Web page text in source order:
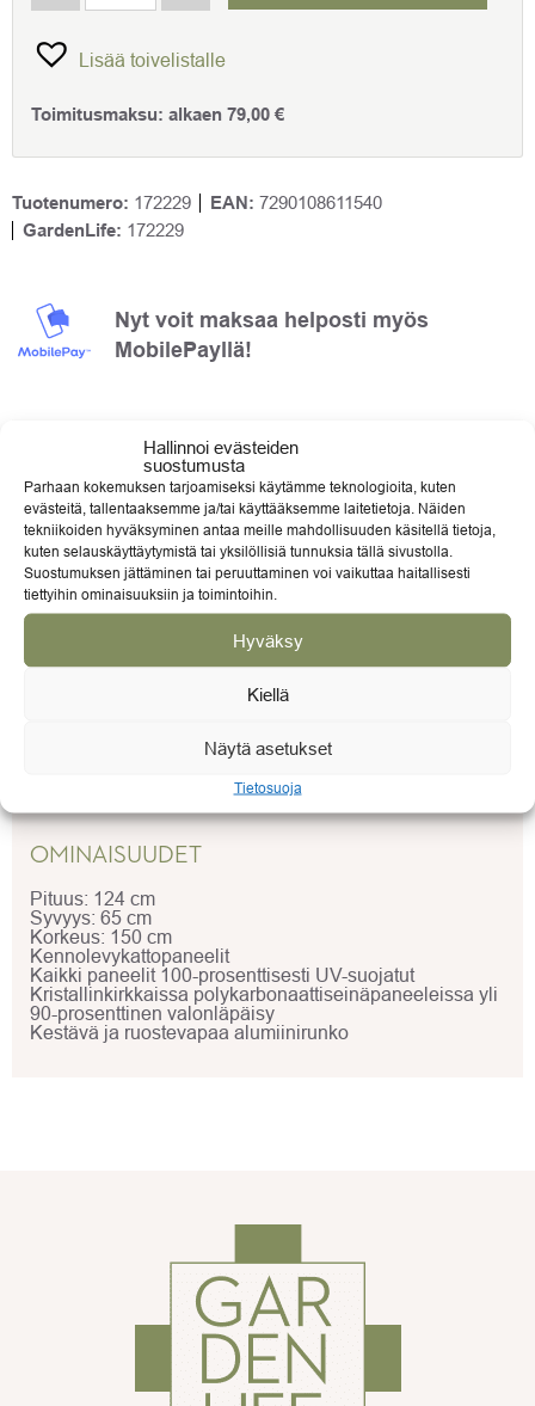
Hallinnoi evästeiden
suostumusta
Parhaan kokemuksen tarjoamiseksi käytämme teknologioita, kuten
evästeitä, tallentaaksemme ja/tai käyttääksemme laitetietoja. Näiden
tekniikoiden hyväksyminen antaa meille mahdollisuuden käsitellä tietoja,
kuten selauskäyttäytymistä tai yksilöllisiä tunnuksia tällä sivustolla.
Suostumuksen jättäminen tai peruuttaminen voi vaikuttaa haitallisesti
tiettyihin ominaisuuksiin ja toimintoihin.
Hyväksy
Kiellä
Näytä asetukset
Tietosuoja
Lisää toivelistalle
Toimitusmaksu: alkaen 79,00 €
Tuotenumero: 172229 EAN: 7290108611540
GardenLife: 172229
Nyt voit maksaa helposti myös
MobilePayllä!
TARVITSETKO APUA?
Kasvihuoneet ja kasvihuonetarvikkeet
info@gardenlife.fi
OMINAISUUDET
Pituus: 124 cm
Syvyys: 65 cm
Korkeus: 150 cm
Kennolevykattopaneelit
Kaikki paneelit 100-prosenttisesti UV-suojatut
Kristallinkirkkaissa polykarbonaattiseinäpaneeleissa yli
90-prosenttinen valonläpäisy
Kestävä ja ruostevapaa alumiinirunko